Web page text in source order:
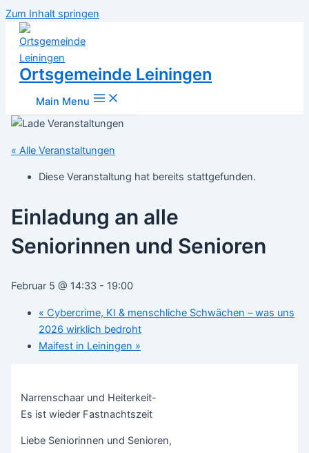
Zum Inhalt springen
Ortsgemeinde Leiningen
Main Menu
« Alle Veranstaltungen
Diese Veranstaltung hat bereits stattgefunden.
Einladung an alle
Seniorinnen und Senioren
Februar 5 @ 14:33- 19:00
« Cybercrime, KI & menschliche Schwächen – was uns
2026 wirklich bedroht
Maifest in Leiningen »
Narrenschaar und Heiterkeit-
Es ist wieder Fastnachtszeit
Liebe Seniorinnen und Senioren,